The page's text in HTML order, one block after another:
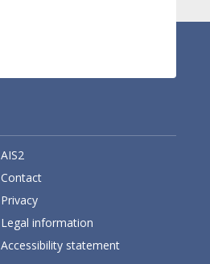
AIS2
Contact
Privacy
Legal information
Accessibility statement